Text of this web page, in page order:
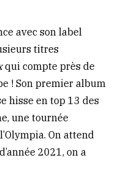
avec son label
titres
qui compte près de
! Son premier album
hisse en top 13 des
une tournée
On attend
2021, on a